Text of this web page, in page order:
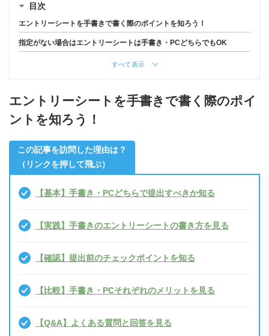
目次
エントリーシートを手書きで書く際のポイントを知ろう！
指定がない場合はエントリーシートは手書き・PCどちらでもOK
すべて表示
エントリーシートを手書きで書く際のポイ
ントを知ろう！
この記事を訪問した理由は？
（リンクを押して飛ぶ）
【基本】手書き・PCどちらで提出すべきか知る
【実践】手書きのエントリーシートの書き方を見る
【確認】提出前のチェックポイントを知る
【比較】手書き・PCそれぞれのメリットを見る
【Q&A】よくある質問と回答を見る